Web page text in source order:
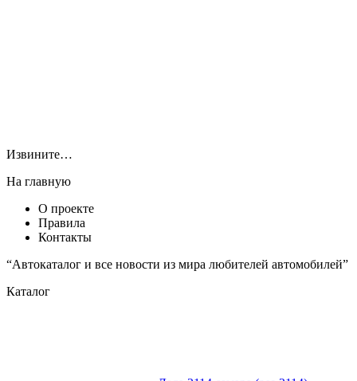
Извините…
На главную
О проекте
Правила
Контакты
“Автокаталог и все новости из мира любителей автомобилей”
Каталог